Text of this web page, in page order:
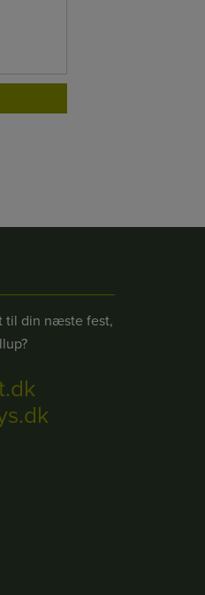
til din næste fest,